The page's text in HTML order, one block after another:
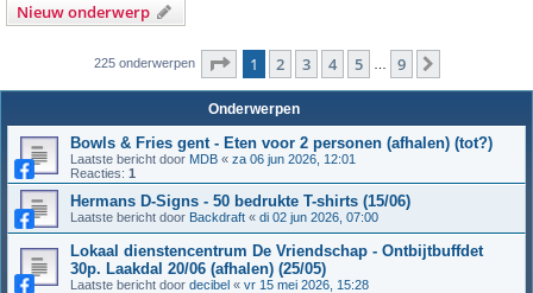
Nieuw onderwerp
225 onderwerpen Pagina van 9
1 2 3 4 5 9
Onderwerpen
Bowls & Fries gent - Eten voor 2 personen (afhalen) (tot?)
Laatste bericht door MDB « za 06 jun 2026, 12:01
Reacties: 1
Hermans D-Signs - 50 bedrukte T-shirts (15/06)
Laatste bericht door Backdraft « di 02 jun 2026, 07:00
Lokaal dienstencentrum De Vriendschap - Ontbijtbuffdet
30p. Laakdal 20/06 (afhalen) (25/05)
Laatste bericht door decibel « vr 15 mei 2026, 15:28